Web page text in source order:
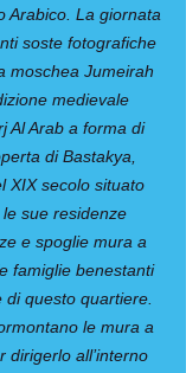
Arabico. La giornata
soste fotografiche
moschea Jumeirah
medievale
Al Arab a forma di
di Bastakya,
XIX secolo situato
sue residenze
e spoglie mura a
famiglie benestanti
questo quartiere.
le mura a
dirigerlo all’interno